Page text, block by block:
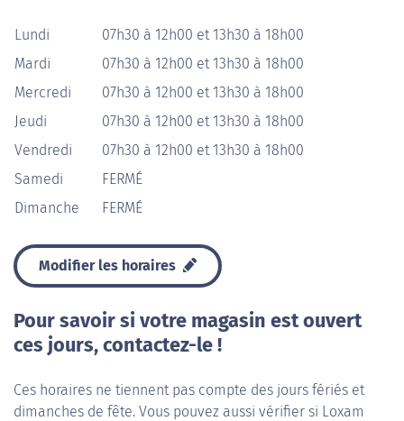
Lundi
07h30 à 12h00 et 13h30 à 18h00
Mardi
07h30 à 12h00 et 13h30 à 18h00
Mercredi
07h30 à 12h00 et 13h30 à 18h00
Jeudi
07h30 à 12h00 et 13h30 à 18h00
Vendredi
07h30 à 12h00 et 13h30 à 18h00
Samedi
FERMÉ
Dimanche
FERMÉ
Modifier les horaires
Pour savoir si votre magasin est ouvert
ces jours, contactez-le !
Ces horaires ne tiennent pas compte des jours fériés et
dimanches de fête. Vous pouvez aussi vérifier si Loxam